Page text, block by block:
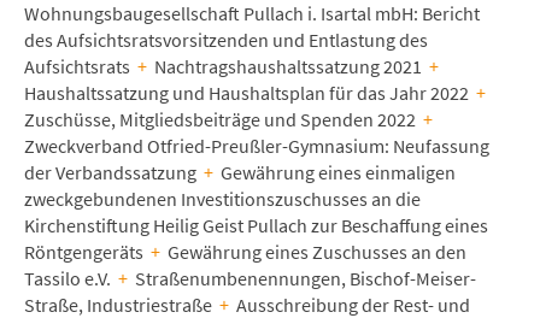
Wohnungsbaugesellschaft Pullach i. Isartal mbH: Bericht
des Aufsichtsratsvorsitzenden und Entlastung des
Aufsichtsrats + Nachtragshaushaltssatzung 2021 +
Haushaltssatzung und Haushaltsplan für das Jahr 2022 +
Zuschüsse, Mitgliedsbeiträge und Spenden 2022 +
Zweckverband Otfried-Preußler-Gymnasium: Neufassung
der Verbandssatzung + Gewährung eines einmaligen
zweckgebundenen Investitionszuschusses an die
Kirchenstiftung Heilig Geist Pullach zur Beschaffung eines
Röntgengeräts + Gewährung eines Zuschusses an den
Tassilo e.V. + Straßenumbenennungen, Bischof-Meiser-
Straße, Industriestraße + Ausschreibung der Rest- und